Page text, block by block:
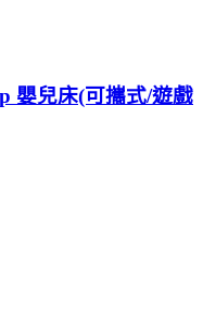
嬰兒床(可攜式/遊戲